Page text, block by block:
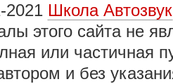
2021 Школа
этого сайта не
или частичная
и без